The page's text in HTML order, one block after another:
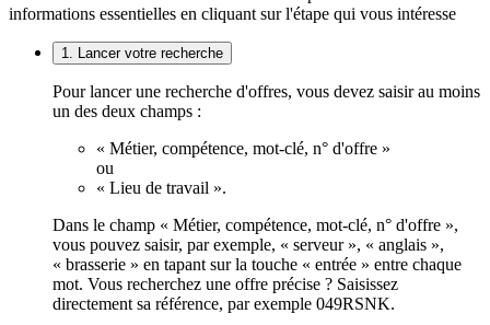
informations essentielles en cliquant sur l'étape qui vous intéresse
1. Lancer votre recherche
Pour lancer une recherche d'offres, vous devez saisir au moins
un des deux champs :
« Métier, compétence, mot-clé, n° d'offre »
ou
« Lieu de travail ».
Dans le champ « Métier, compétence, mot-clé, n° d'offre »,
vous pouvez saisir, par exemple, « serveur », « anglais »,
« brasserie » en tapant sur la touche « entrée » entre chaque
mot. Vous recherchez une offre précise ? Saisissez
directement sa référence, par exemple 049RSNK.